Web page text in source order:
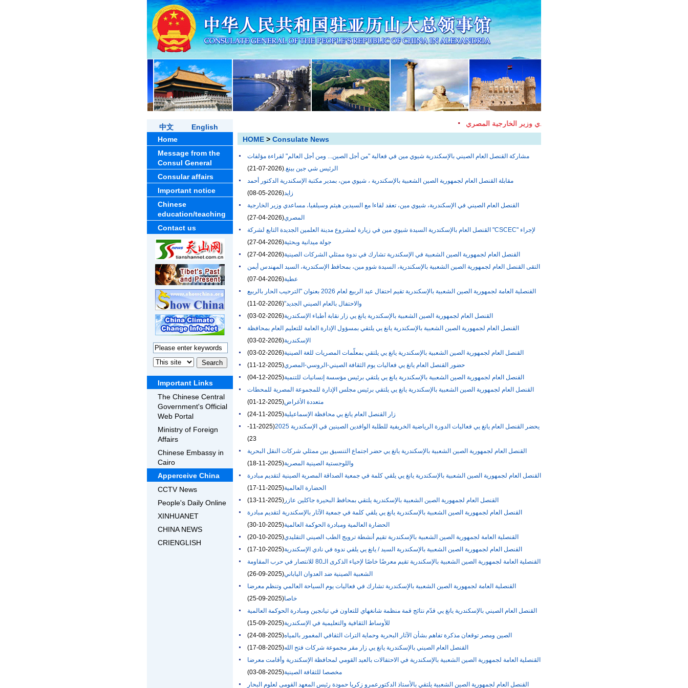
中文
English
Home
Message from the
Consul General
Consular affairs
Important notice
Chinese
education/teaching
Contact us
Important Links
The Chinese Central
Government's Official
Web Portal
Ministry of Foreign
Affairs
Chinese Embassy in
Cairo
Apperceive China
CCTV News
People's Daily Online
XINHUANET
CHINA NEWS
CRIENGLISH
مين، تعقد لقاءا مع السيدين هيثم وسيلفيا، مساعدي وزير الخارجية المصري
HOME > Consulate News
مشاركة القنصل العام الصيني بالإسكندرية شيوي مين في فعالية "من أجل الصين... ومن أجل العالم" لقراءة مؤلفات
الرئيس شي جين بينغ.(2026-07-21)
مقابلة القنصل العام لجمهورية الصين الشعبية بالإسكندرية ، شيوي مين، بمدير مكتبة الإسكندرية الدكتور أحمد
زايد(2026-05-08)
القنصل العام الصيني في الإسكندرية، شيوي مين، تعقد لقاءا مع السيدين هيثم وسيلفيا، مساعدي وزير الخارجية
المصري(2026-04-27)
القنصل العام بالإسكندرية السيدة شيوي مين في زيارة لمشروع مدينة العلمين الجديدة التابع لشركة "CSCEC" لإجراء
جولة ميدانية وبحثية(2026-04-27)
القنصل العام لجمهورية الصين الشعبية في الإسكندرية تشارك في ندوة ممثلي الشركات الصينية(2026-04-27)
التقى القنصل العام لجمهورية الصين الشعبية بالإسكندرية، السيدة شوو مين، بمحافظ الإسكندرية، السيد المهندس أيمن
عطية(2026-04-07)
القنصلية العامة لجمهورية الصين الشعبية بالإسكندرية تقيم احتفال عيد الربيع لعام 2026 بعنوان "الترحيب الحار بالربيع
والاحتفال بالعام الصيني الجديد"(2026-02-11)
القنصل العام لجمهورية الصين الشعبية بالإسكندرية يانغ يي زار نقابة أطباء الإسكندرية(2026-02-03)
القنصل العام لجمهورية الصين الشعبية بالإسكندرية يانغ يي يلتقي بمسؤول الإدارة العامة للتعليم العام بمحافظة
الإسكندرية(2026-02-03)
القنصل العام لجمهورية الصين الشعبية بالإسكندرية يانغ يي يلتقي بمعلّمات المصريات للغة الصينية(2026-02-03)
حضور القنصل العام يانغ يي فعاليات يوم الثقافة الصيني-الروسي-المصري(2025-12-11)
القنصل العام لجمهورية الصين الشعبية بالإسكندرية يانغ يي يلتقي برئيس مؤسسة إنسانيات للتنمية(2025-12-04)
القنصل العام لجمهورية الصين الشعبية بالإسكندرية يانغ يي يلتقي برئيس مجلس الإدارة للمجموعة المصرية للمحطات
متعددة الأغراض(2025-12-01)
زار القنصل العام يانغ يي محافظة الإسماعيلية(2025-11-24)
يحضر القنصل العام يانغ يي فعاليات الدورة الرياضية الخريفية للطلبة الوافدين الصينين في الإسكندرية 2025
(2025-11-
23)
القنصل العام لجمهورية الصين الشعبية بالإسكندرية يانغ يي حضر اجتماع التنسيق بين ممثلي شركات النقل البحرية
واللوجستية الصينية المصرية(2025-11-18)
القنصل العام لجمهورية الصين الشعبية بالإسكندرية يانغ يي يلقي كلمة في جمعية الصداقة المصرية الصينية لتقديم مبادرة
الحضارة العالمية(2025-11-17)
القنصل العام لجمهورية الصين الشعبية بالإسكندرية يلتقي بمحافظ البحيرة جاكلين عازر (2025-11-13)
القنصل العام لجمهورية الصين الشعبية بالإسكندرية يانغ يي يلقي كلمة في جمعية الآثار بالإسكندرية لتقديم مبادرة
الحضارة العالمية ومبادرة الحوكمة العالمية(2025-10-30)
القنصلية العامة لجمهورية الصين الشعبية بالإسكندرية تقيم أنشطة ترويج الطب الصيني التقليدي(2025-10-20)
القنصل العام لجمهورية الصين الشعبية بالإسكندرية السيد / يانغ يي يلقي ندوة في نادي الإسكندرية(2025-10-17)
القنصلية العامة لجمهورية الصين الشعبية بالإسكندرية تقيم معرضًا خاصًا لإحياء الذكرى الـ80 للانتصار في حرب المقاومة
الشعبية الصينية ضد العدوان الياباني(2025-09-26)
القنصلية العامة لجمهورية الصين الشعبية بالإسكندرية تشارك في فعاليات يوم السياحة العالمي وتنظم معرضا
خاصا(2025-09-25)
القنصل العام الصيني بالإسكندرية يانغ يي قدّم نتائج قمة منظمة شانغهاي للتعاون في تيانجين ومبادرة الحوكمة العالمية
للأوساط الثقافية والتعليمية في الإسكندرية(2025-09-15)
الصين ومصر توقعان مذكرة تفاهم بشأن الآثار البحرية وحماية التراث الثقافي المغمور بالمياه(2025-08-24)
القنصل العام الصيني بالإسكندرية يانغ يي زار مقر مجموعة شركات فتح الله(2025-08-17)
القنصلية العامة لجمهورية الصين الشعبية بالإسكندرية في الاحتفالات بالعيد القومي لمحافظة الإسكندرية وأقامت معرضا
مخصصا للثقافة الصينية(2025-08-03)
القنصل العام لجمهورية الصين الشعبية يلتقي بالأستاذ الدكتورعمرو زكريا حمودة رئيس المعهد القومى لعلوم البحار